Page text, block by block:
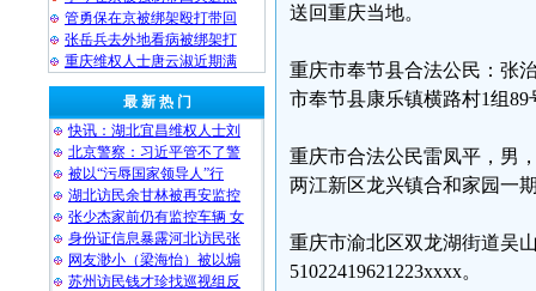
管勇保在京被绑架殴打带回
张岳兵去外地看病被绑架打
重庆维权人士唐云淑近期满
最 新 热 门
快讯：湖北宜昌维权人士刘
北京警察：习近平管不了警
被以“污辱国家领导人”行
湖北访民余甘林被再安监控
张少杰家前仍有监控车辆 女
身份证信息暴露河北访民张
网友渺小（梁海怡）被以煽
苏州访民钱才珍找巡视组反
送回重庆当地。
重庆市奉节县合法公民：张
市奉节县康乐镇横路村1组89
重庆市合法公民雷凤平，男
两江新区龙兴镇合和家园一
重庆市渝北区双龙湖街道吴
51022419621223xxxx。